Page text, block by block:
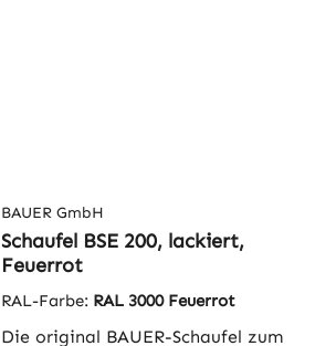
BAUER GmbH
Schaufel BSE 200, lackiert,
Feuerrot
RAL-Farbe: RAL 3000 Feuerrot
Die original BAUER-Schaufel zum